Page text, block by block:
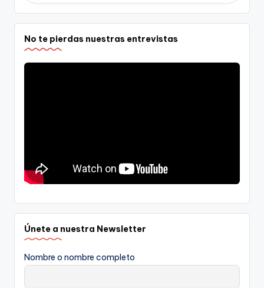
No te pierdas nuestras entrevistas
Únete a nuestra Newsletter
Nombre o nombre completo